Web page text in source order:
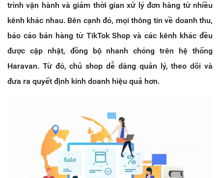
trình vận hành và giảm thời gian xử lý đơn hàng từ nhiều
kênh khác nhau. Bên cạnh đó, mọi thông tin về doanh thu,
báo cáo bán hàng từ TikTok Shop và các kênh khác đều
được cập nhật, đồng bộ nhanh chóng trên hệ thống
Haravan. Từ đó, chủ shop dễ dàng quản lý, theo dõi và
đưa ra quyết định kinh doanh hiệu quả hơn.